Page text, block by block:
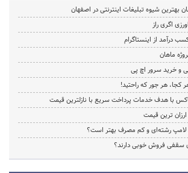
بهترین شیوه تبلیغات اینترنتی در اصفهان
اگری راز
درآمد از اینستاگرام
ماهان
کجا، هر جور که راحتید!
با هدف خدمات پرداخت سریع با نازلترین قیمت
ارزان ترین قیمت
لامپ رشته‌ای و کم مصرف بهتر است؟
سقفی فروش خوبی دارند؟